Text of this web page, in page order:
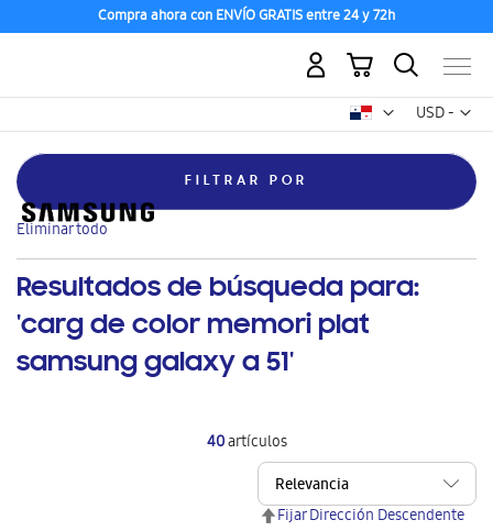
Compra ahora con ENVÍO GRATIS entre 24 y 72h
USD -
dólar
Mi carrito
Resultados de búsqueda para:
'carg de color memori plat
samsung galaxy a 51'
40artículos
Fijar Dirección Descendente
FILTRAR POR
Feature Wi-fi integrado
este
artículo
Eliminar todo